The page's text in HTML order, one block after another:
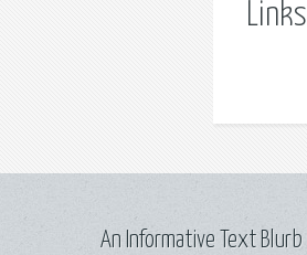
Links
An Informative Text Blurb